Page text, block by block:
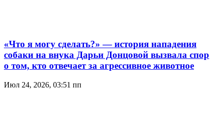
«Что я могу сделать?» — история нападения
собаки на внука Дарьи Донцовой вызвала спор
о том, кто отвечает за агрессивное животное
Июл 24, 2026, 03:51 пп